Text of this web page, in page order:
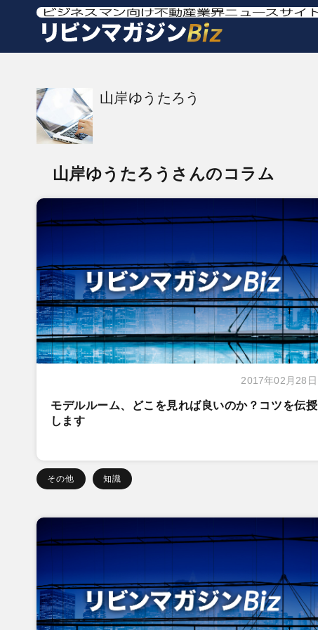
山岸ゆうたろう
山岸ゆうたろうさんのコラム
2017年02月28日
モデルルーム、どこを見れば良いのか？コツを伝授
します
その他 知識